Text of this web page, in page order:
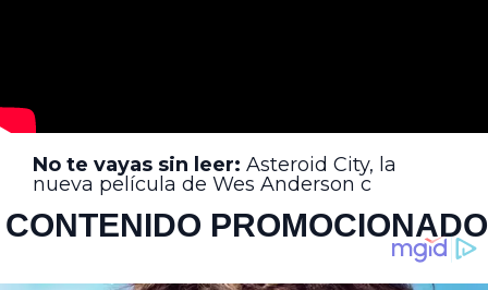
No te vayas sin leer: Asteroid City, la
nueva película de Wes Anderson c